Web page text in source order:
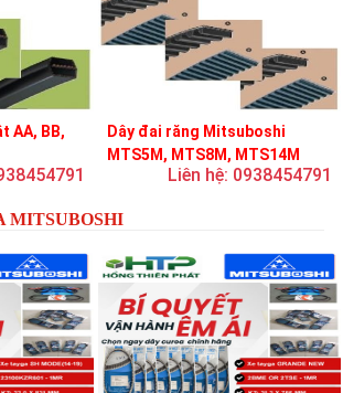
AA, BB,
Dây đai răng Mitsuboshi
MTS5M, MTS8M, MTS14M
Liên hệ: 0938454791
MITSUBOSHI